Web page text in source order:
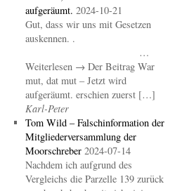
aufgeräumt. 2024-10-21
Gut, dass wir uns mit Gesetzen
auskennen. .
…
Weiterlesen → Der Beitrag War
mut, dat mut – Jetzt wird
aufgeräumt. erschien zuerst […]
Karl-Peter
Tom Wild – Falschinformation der
Mitgliederversammlung der
Moorschreber 2024-07-14
Nachdem ich aufgrund des
Vergleichs die Parzelle 139 zurück